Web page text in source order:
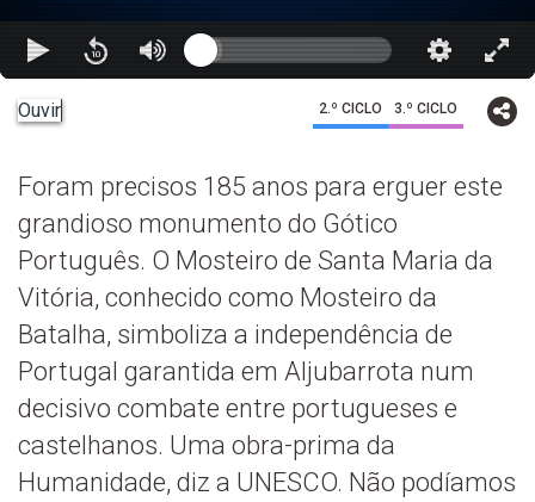
Ouvir 2.º CICLO 3.º CICLO
Foram precisos 185 anos para erguer este
grandioso monumento do Gótico
Português. O Mosteiro de Santa Maria da
Vitória, conhecido como Mosteiro da
Batalha, simboliza a independência de
Portugal garantida em Aljubarrota num
decisivo combate entre portugueses e
castelhanos. Uma obra-prima da
Humanidade, diz a UNESCO. Não podíamos